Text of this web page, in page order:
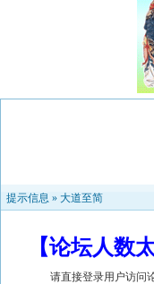
提示信息 » 大道至简
【论坛人数
请直接登录用户访问